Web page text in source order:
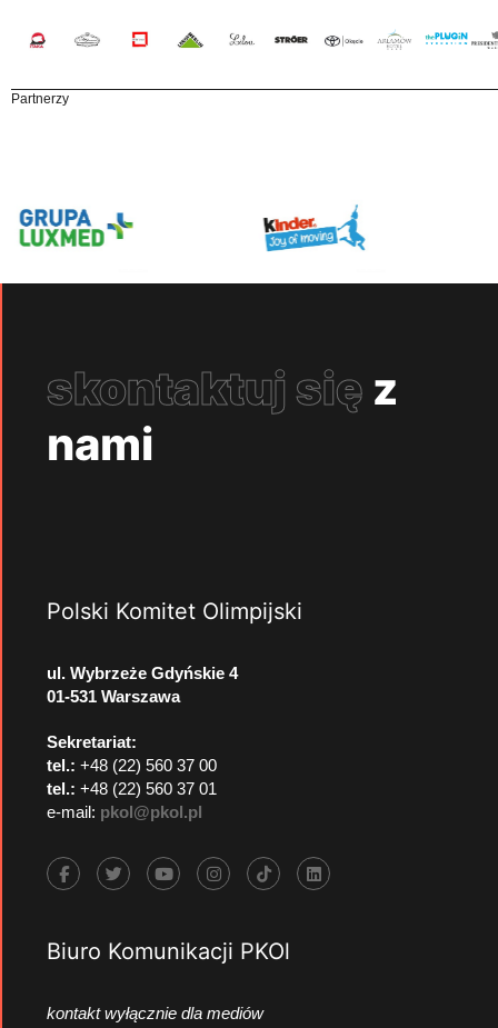
Partnerzy
skontaktuj się z
nami
Polski Komitet Olimpijski
ul. Wybrzeże Gdyńskie 4
01-531 Warszawa
Sekretariat:
tel.: +48 (22) 560 37 00
tel.: +48 (22) 560 37 01
e-mail: pkol@pkol.pl
Biuro Komunikacji PKOl
kontakt wyłącznie dla mediów